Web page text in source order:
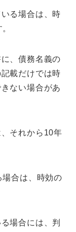
る場合は、時
、債務名義の
載だけでは時
ない場合があ
それから10年
合は、時効の
場合には、判